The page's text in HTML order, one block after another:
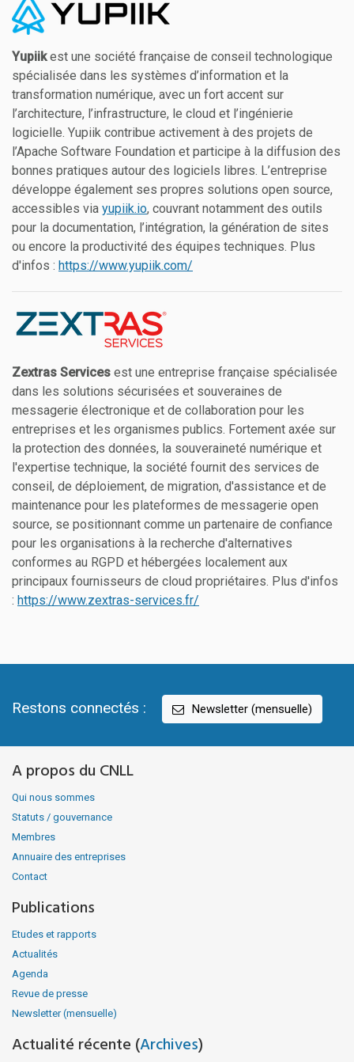
Yupiikest une société française de conseil technologique
spécialisée dans les systèmes d’information et la
transformation numérique, avec un fort accent sur
l’architecture, l’infrastructure, le cloud et l’ingénierie
logicielle. Yupiik contribue activement à des projets de
l’Apache Software Foundation et participe à la diffusion des
bonnes pratiques autour des logiciels libres. L’entreprise
développe également ses propres solutions open source,
accessibles via yupiik.io, couvrant notamment des outils
pour la documentation, l’intégration, la génération de sites
ou encore la productivité des équipes techniques. Plus
d'infos : https://www.yupiik.com/
Zextras Services est une entreprise française spécialisée
dans les solutions sécurisées et souveraines de
messagerie électronique et de collaboration pour les
entreprises et les organismes publics. Fortement axée sur
la protection des données, la souveraineté numérique et
l'expertise technique, la société fournit des services de
conseil, de déploiement, de migration, d'assistance et de
maintenance pour les plateformes de messagerie open
source, se positionnant comme un partenaire de confiance
pour les organisations à la recherche d'alternatives
conformes au RGPD et hébergées localement aux
principaux fournisseurs de cloud propriétaires. Plus d'infos
: https://www.zextras-services.fr/
Restons connectés : Newsletter (mensuelle)
A propos du CNLL
Qui nous sommes
Statuts / gouvernance
Membres
Annuaire des entreprises
Contact
Publications
Etudes et rapports
Actualités
Agenda
Revue de presse
Newsletter (mensuelle)
Actualité récente (Archives)